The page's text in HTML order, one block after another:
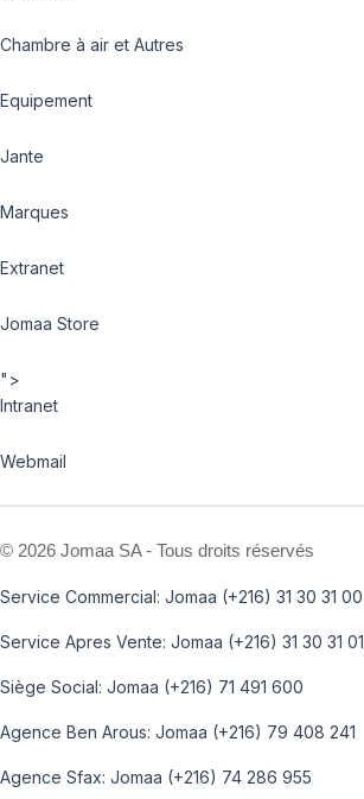
Chambre à air et Autres
Equipement
Jante
Marques
Extranet
Jomaa Store
">
Intranet
Webmail
© 2026 Jomaa SA - Tous droits réservés
Service Commercial: Jomaa (+216) 31 30 31 00
Service Apres Vente: Jomaa (+216) 31 30 31 01
Siège Social: Jomaa (+216) 71 491 600
Agence Ben Arous: Jomaa (+216) 79 408 241
Agence Sfax: Jomaa (+216) 74 286 955